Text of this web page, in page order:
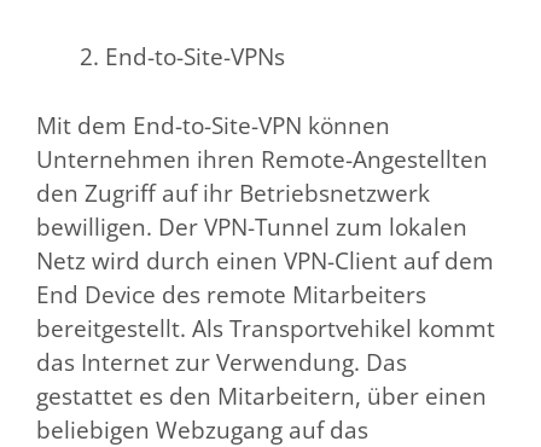
End-to-Site-VPNs
Mit dem End-to-Site-VPN können
Unternehmen ihren Remote-Angestellten
den Zugriff auf ihr Betriebsnetzwerk
bewilligen. Der VPN-Tunnel zum lokalen
Netz wird durch einen VPN-Client auf dem
End Device des remote Mitarbeiters
bereitgestellt. Als Transportvehikel kommt
das Internet zur Verwendung. Das
gestattet es den Mitarbeitern, über einen
beliebigen Webzugang auf das